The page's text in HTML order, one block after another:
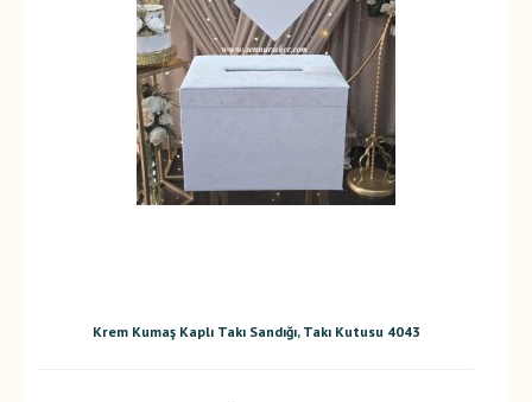
Krem Kumaş Kaplı Takı Sandığı, Takı Kutusu 4043